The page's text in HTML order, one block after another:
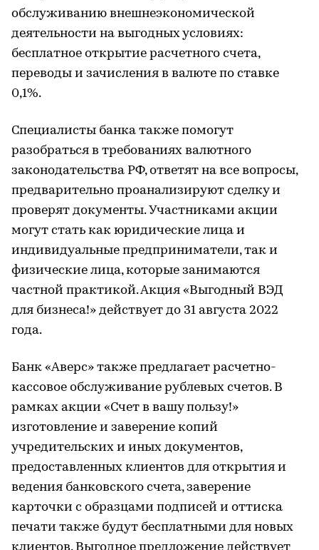
обслуживанию внешнеэкономической
деятельности на выгодных условиях:
бесплатное открытие расчетного счета,
переводы и зачисления в валюте по ставке
0,1%.
Специалисты банка также помогут
разобраться в требованиях валютного
законодательства РФ, ответят на все вопросы,
предварительно проанализируют сделку и
проверят документы. Участниками акции
могут стать как юридические лица и
индивидуальные предприниматели, так и
физические лица, которые занимаются
частной практикой. Акция «Выгодный ВЭД
для бизнеса!» действует до 31 августа 2022
года.
Банк «Аверс» также предлагает расчетно-
кассовое обслуживание рублевых счетов. В
рамках акции «Счет в вашу пользу!»
изготовление и заверение копий
учредительских и иных документов,
предоставленных клиентов для открытия и
ведения банковского счета, заверение
карточки с образцами подписей и оттиска
печати также будут бесплатными для новых